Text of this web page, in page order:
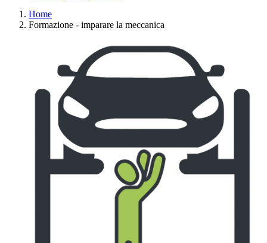
Home
Formazione - imparare la meccanica